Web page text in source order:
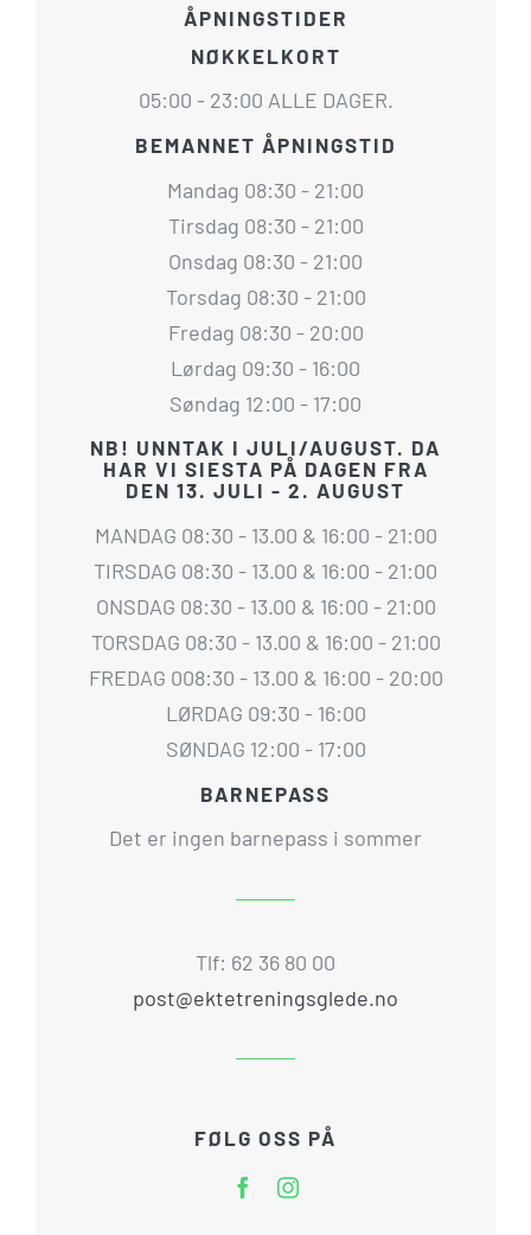
ÅPNINGSTIDER
NØKKELKORT
05:00 - 23:00 ALLE DAGER.
BEMANNET ÅPNINGSTID
Mandag 08:30 - 21:00
Tirsdag 08:30 - 21:00
Onsdag 08:30 - 21:00
Torsdag 08:30 - 21:00
Fredag 08:30 - 20:00
Lørdag 09:30 - 16:00
Søndag 12:00 - 17:00
NB! UNNTAK I JULI/AUGUST. DA
HAR VI SIESTA PÅ DAGEN FRA
DEN 13. JULI - 2. AUGUST
MANDAG 08:30 - 13.00 & 16:00 - 21:00
TIRSDAG 08:30 - 13.00 & 16:00 - 21:00
ONSDAG 08:30 - 13.00 & 16:00 - 21:00
TORSDAG 08:30 - 13.00 & 16:00 - 21:00
FREDAG 008:30 - 13.00 & 16:00 - 20:00
LØRDAG 09:30 - 16:00
SØNDAG 12:00 - 17:00
BARNEPASS
Det er ingen barnepass i sommer
Tlf: 62 36 80 00
post@ektetreningsglede.no
FØLG OSS PÅ